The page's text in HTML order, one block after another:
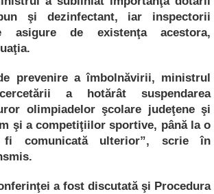
şi dezinfectant, iar inspectorii
de existenţa acestora,
prevenire a îmbolnăvirii, ministrul
a hotărât suspendarea
olimpiadelor şcolare judeţene şi
şi a competiţiilor sportive, până la o
comunicată ulterior”, scrie în
a fost discutată şi Procedura